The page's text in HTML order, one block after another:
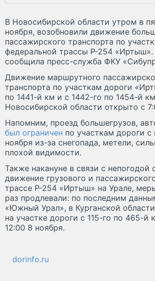
В Новосибирской области утром в
ноября, возобновили движение
пассажирского транспорта по
федеральной трассы Р-254
сообщила пресс-служба ФКУ
Движение маршрутного
транспорта по участкам дороги
по 1441-й км и с 1442-го по 1454-й
Новосибирской области открыто с
Напомним, проезд большегрузов,
был ограничен по участкам дороги с
ноября из-за снегопада, метели,
плохой видимости.
Также накануне в связи с непогодой
движение грузового и
трассе Р-254 «Иртыш» на Урале,
раз продлевали: по последним
«Южный Урал», в Курганской
на участке дороги с 115-го по 465-й
12:00 8 ноября.
dorinfo.ru